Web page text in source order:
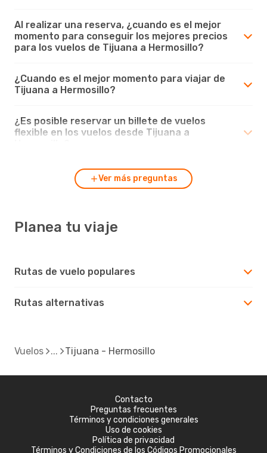
Al realizar una reserva, ¿cuando es el mejor
momento para conseguir los mejores precios
para los vuelos de Tijuana a Hermosillo?
¿Cuando es el mejor momento para viajar de
Tijuana a Hermosillo?
¿Es posible reservar un billete de vuelos
flexible en los vuelos desde Tijuana a
Ver más preguntas
Planea tu viaje
Rutas de vuelo populares
Rutas alternativas
Vuelos Tijuana - Hermosillo
Contacto
Preguntas frecuentes
Términos y condiciones generales
Uso de cookies
Política de privacidad
Términos y Condiciones de los Códigos Promocionales